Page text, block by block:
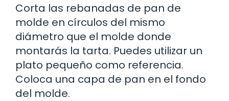
Corta las rebanadas de pan de
molde en círculos del mismo
diámetro que el molde donde
montarás la tarta. Puedes utilizar un
plato pequeño como referencia.
Coloca una capa de pan en el fondo
del molde.